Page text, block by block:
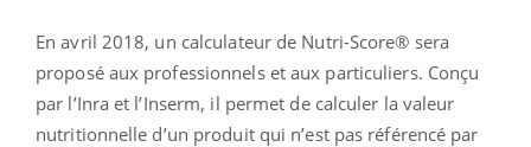
En avril 2018, un calculateur de Nutri-Score® sera
proposé aux professionnels et aux particuliers. Conçu
par l’Inra et l’Inserm, il permet de calculer la valeur
nutritionnelle d’un produit qui n’est pas référencé par